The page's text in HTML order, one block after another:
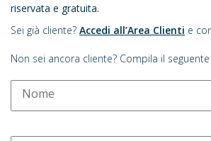
riservata e gratuita.
Sei già cliente? Accedi all’Area Clienti e
Non sei ancora cliente? Compila il
Nome